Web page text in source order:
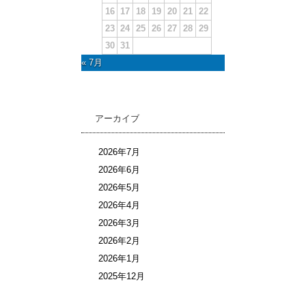
16
17 18 19 20 21
22
23 24 25 26 27 28 29
30 31
« 7月
アーカイブ
2026年7月
2026年6月
2026年5月
2026年4月
2026年3月
2026年2月
2026年1月
2025年12月